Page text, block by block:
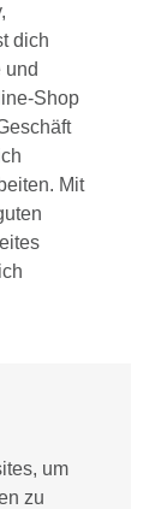
dich
und
Shop
Mit
um
zu